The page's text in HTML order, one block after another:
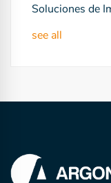
Soluciones de
see all